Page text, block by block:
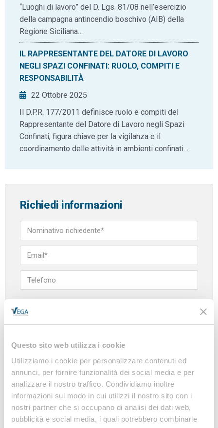
Questo sito web utilizza i cookie
Utilizziamo i cookie per personalizzare contenuti ed
annunci, per fornire funzionalità dei social media e per
analizzare il nostro traffico. Condividiamo inoltre
informazioni sul modo in cui utilizzi il nostro sito con i
nostri partner che si occupano di analisi dei dati web,
pubblicità e social media, i quali potrebbero combinarle
“Luoghi di lavoro” del D. Lgs. 81/08 nell’esercizio
della campagna antincendio boschivo (AIB) della
Regione Siciliana…
IL RAPPRESENTANTE DEL DATORE DI LAVORO
NEGLI SPAZI CONFINATI: RUOLO, COMPITI E
RESPONSABILITÀ
22 Ottobre 2025
Il D.P.R. 177/2011 definisce ruolo e compiti del
Rappresentante del Datore di Lavoro negli Spazi
Confinati, figura chiave per la vigilanza e il
coordinamento delle attività in ambienti confinati…
Richiedi informazioni
Azienda